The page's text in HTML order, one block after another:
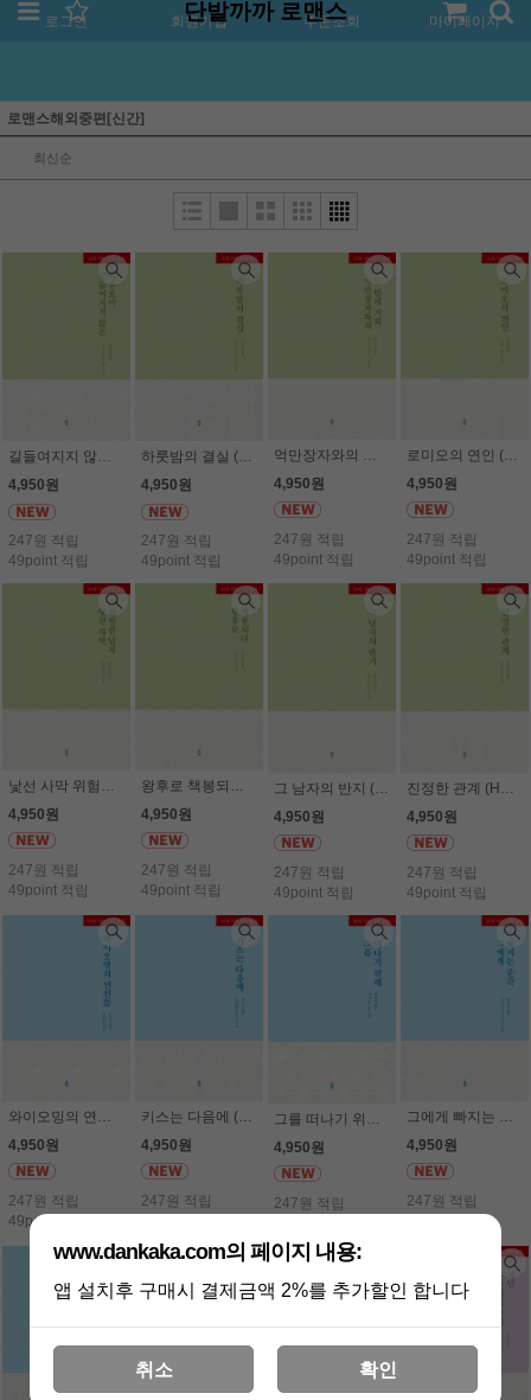
로그인 회원가입 주문조회 마이페이지
단발까까 로맨스
로맨스해외중편[신간]
최신순
길들여지지 않은 카우보이 (HN-264) (19세) - 비키 루이스 톰슨
4,950원
247원 적립
49point 적립
하룻밤의 결실 (HN -263) (19세) - 재니스 메이나드
4,950원
247원 적립
49point 적립
4,950원
247원 적립
49point 적립
4,950원
247원 적립
49point 적립
4,950원
247원 적립
49point 적립
4,950원
247원 적립
49point 적립
4,950원
247원 적립
49point 적립
4,950원
247원 적립
49point 적립
와이오밍의 연인들 (HN-252) (19세) - 조앤 락
4,950원
247원 적립
49point 적립
키스는 다음에 (HN-251) (19세) - 케이틀린 크루스
4,950원
247원 적립
그를 떠나기 위해 (HN-250) (19세) - 애니 웨스트
4,950원
247원 적립
그에게 빠지는 순간 (HN-249) (19세) - 아드리아나 에레라
4,950원
247원 적립
www.dankaka.com의 페이지 내용:
앱 설치후 구매시 결제금액 2%를 추가할인 합니다
취소 확인